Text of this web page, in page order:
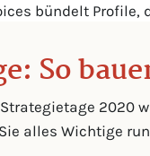
bündelt Profile,
So
2020
alles Wichtige